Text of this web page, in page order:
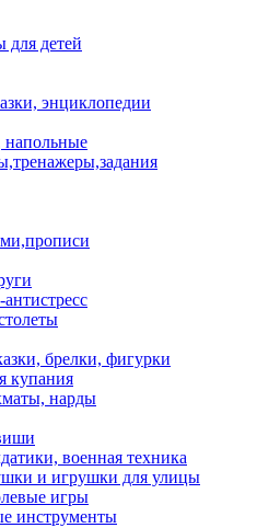
детей
энциклопедии
напольные
брелки, фигурки
купания
нарды
военная техника
и игрушки для улицы
игры
инструменты